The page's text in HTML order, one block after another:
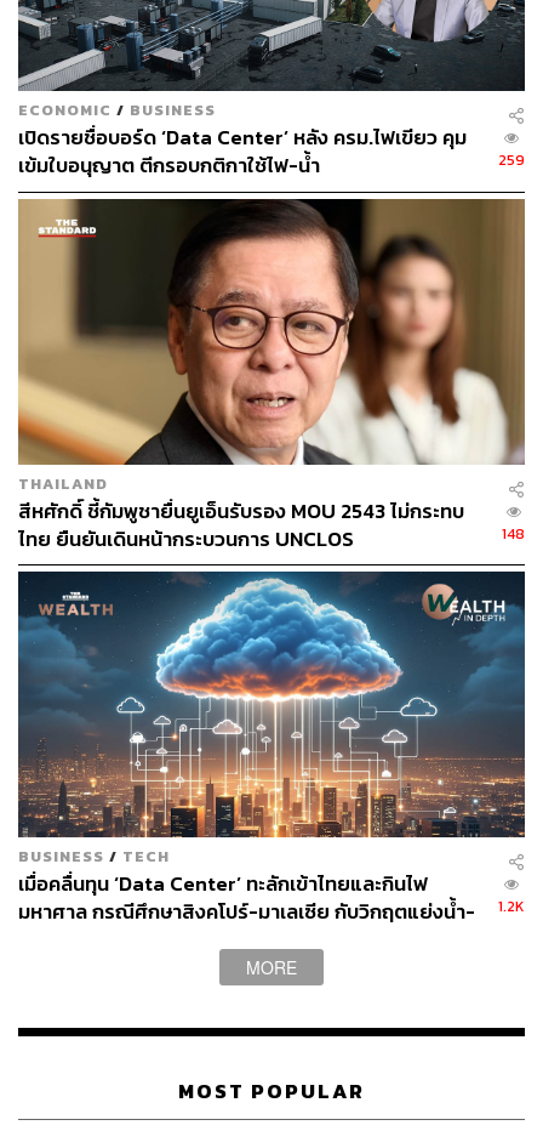
ECONOMIC / BUSINESS
เปิดรายชื่อบอร์ด ‘Data Center’ หลัง ครม.ไฟเขียว คุม
เข้มใบอนุญาต ตีกรอบกติกาใช้ไฟ-น้ำ
259
THAILAND
สีหศักดิ์ ชี้กัมพูชายื่นยูเอ็นรับรอง MOU 2543 ไม่กระทบ
ไทย ยืนยันเดินหน้ากระบวนการ UNCLOS
148
BUSINESS / TECH
เมื่อคลื่นทุน ‘Data Center’ ทะลักเข้าไทยและกินไฟ
มหาศาล กรณีศึกษาสิงคโปร์-มาเลเซีย กับวิกฤตแย่งน้ำ-
1.2K
MORE
MOST POPULAR